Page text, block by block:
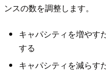
ンスの数を調整します。
キャパシティを増やす
する
キャパシティを減らす